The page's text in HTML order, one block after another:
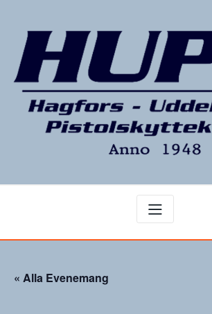
innehåll
« Alla Evenemang